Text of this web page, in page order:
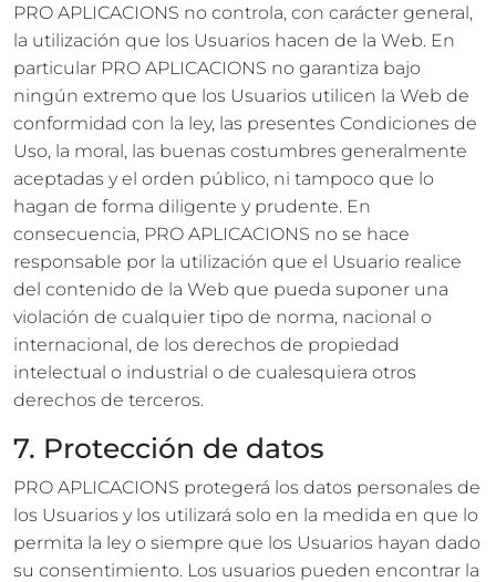
PRO APLICACIONS no controla, con carácter general,
la utilización que los Usuarios hacen de la Web. En
particular PRO APLICACIONS no garantiza bajo
ningún extremo que los Usuarios utilicen la Web de
conformidad con la ley, las presentes Condiciones de
Uso, la moral, las buenas costumbres generalmente
aceptadas y el orden público, ni tampoco que lo
hagan de forma diligente y prudente. En
consecuencia, PRO APLICACIONS no se hace
responsable por la utilización que el Usuario realice
del contenido de la Web que pueda suponer una
violación de cualquier tipo de norma, nacional o
internacional, de los derechos de propiedad
intelectual o industrial o de cualesquiera otros
derechos de terceros.
7. Protección de datos
PRO APLICACIONS protegerá los datos personales de
los Usuarios y los utilizará solo en la medida en que lo
permita la ley o siempre que los Usuarios hayan dado
su consentimiento. Los usuarios pueden encontrar la